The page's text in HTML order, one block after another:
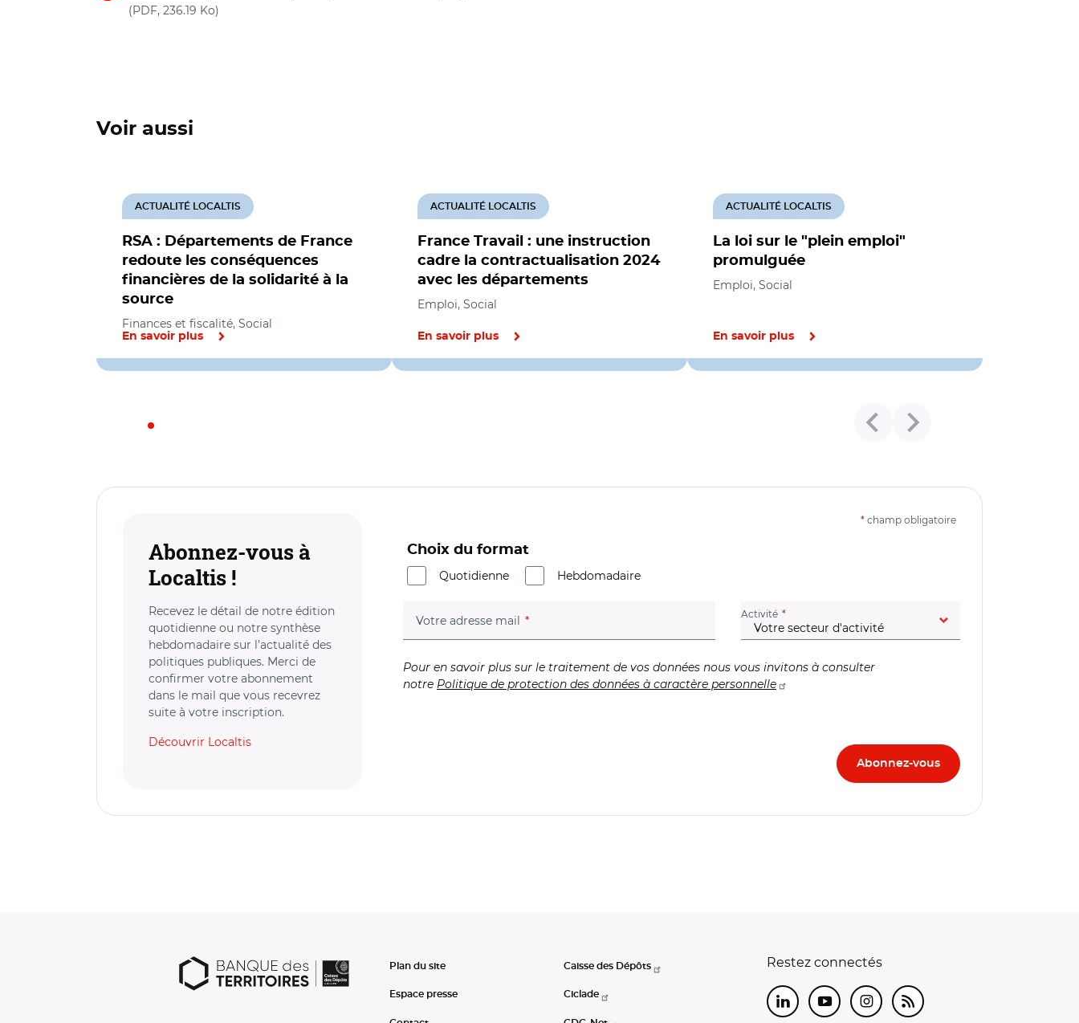
(PDF, 236.19 Ko)
Voir aussi
RSA : Départements de France
redoute les conséquences
financières de la solidarité à la
source
ACTUALITÉ LOCALTIS
Finances et fiscalité, Social
En savoir plus
France Travail : une instruction
cadre la contractualisation 2024
avec les départements
ACTUALITÉ LOCALTIS
Emploi, Social
En savoir plus
La loi sur le "plein emploi"
promulguée
ACTUALITÉ LOCALTIS
Emploi, Social
En savoir plus
Abonnez-vous à
Localtis !
Recevez le détail de notre édition
quotidienne ou notre synthèse
hebdomadaire sur l’actualité des
politiques publiques. Merci de
confirmer votre abonnement
dans le mail que vous recevrez
suite à votre inscription.
Découvrir Localtis
* champ obligatoire
Choix du format
Quotidienne
Hebdomadaire
Votre adresse mail (champ obligatoire) Activité (champ obligatoire)
Pour en savoir plus sur le traitement de vos données nous vous invitons à consulter
notre Politique de protection des données à caractère personnelle
Plan du site
Espace presse
Caisse des Dépôts
Ciclade
Restez connectés
LinkedInYoutubeInstagram
RSS